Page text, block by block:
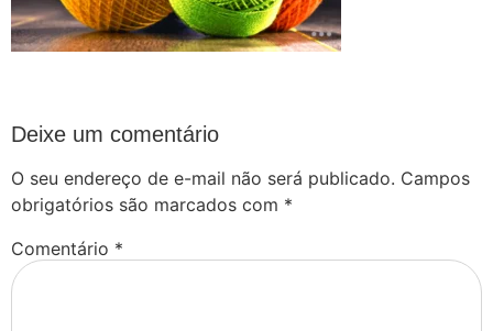
Deixe um comentário
O seu endereço de e-mail não será publicado. Campos
obrigatórios são marcados com *
Comentário *